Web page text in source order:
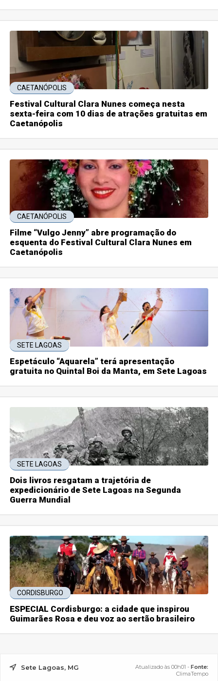
CAETANÓPOLIS
Festival Cultural Clara Nunes começa nesta
sexta-feira com 10 dias de atrações gratuitas em
Caetanópolis
CAETANÓPOLIS
Filme “Vulgo Jenny” abre programação do
esquenta do Festival Cultural Clara Nunes em
Caetanópolis
SETE LAGOAS
Espetáculo “Aquarela” terá apresentação
gratuita no Quintal Boi da Manta, em Sete Lagoas
SETE LAGOAS
Dois livros resgatam a trajetória de
expedicionário de Sete Lagoas na Segunda
Guerra Mundial
CORDISBURGO
ESPECIAL Cordisburgo: a cidade que inspirou
Guimarães Rosa e deu voz ao sertão brasileiro
Sete Lagoas, MG Atualizado às 00h01 - Fonte:
ClimaTempo